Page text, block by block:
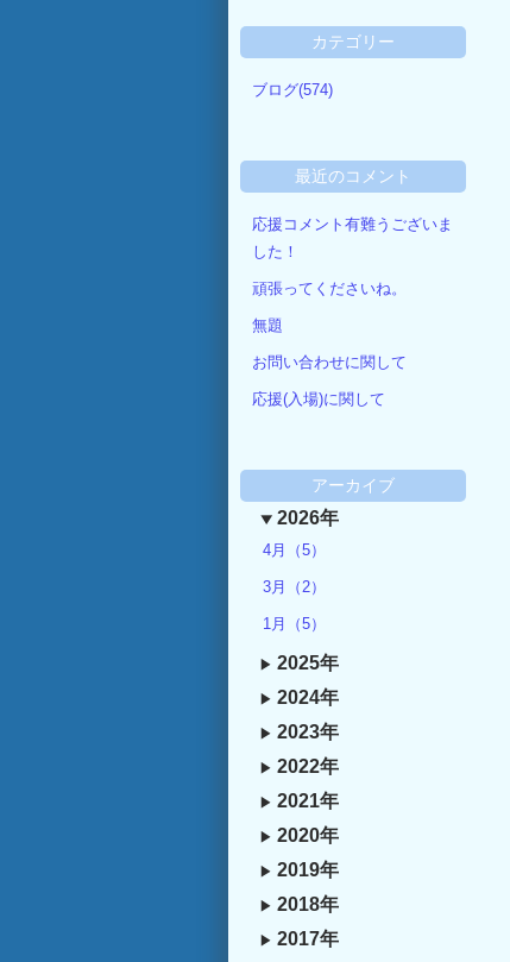
カテゴリー
ブログ(574)
最近のコメント
応援コメント有難うございま
した！
頑張ってくださいね。
無題
お問い合わせに関して
応援(入場)に関して
アーカイブ
2026年
4月（5）
3月（2）
1月（5）
2025年
2024年
2023年
2022年
2021年
2020年
2019年
2018年
2017年